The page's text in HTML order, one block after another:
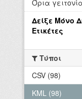
Όρια
Δείξε Μόνο
Ετικέτες
Τύποι
CSV (98)
KML (98)